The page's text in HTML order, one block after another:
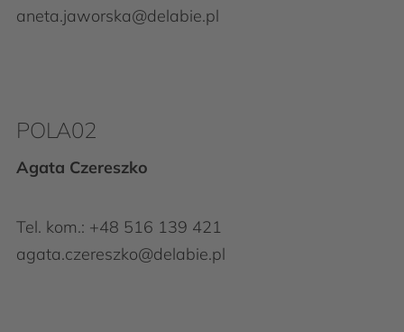
aneta.jaworska@delabie.pl
POLA02
Agata Czereszko
Tel. kom.: +48 516 139 421
agata.czereszko@delabie.pl